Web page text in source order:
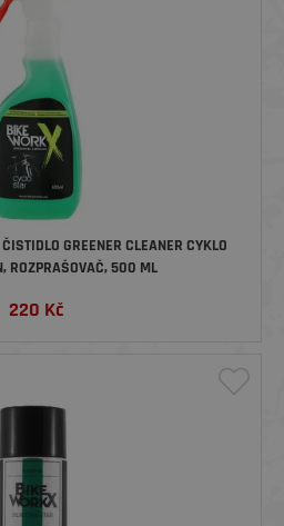
GREENER CLEANER CYKLO
ROZPRAŠOVAČ, 500 ML
220 Kč